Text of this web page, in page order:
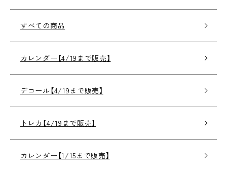
すべての商品
カレンダー【4/19まで販売】
デコール【4/19まで販売】
トレカ【4/19まで販売】
カレンダー【1/15まで販売】